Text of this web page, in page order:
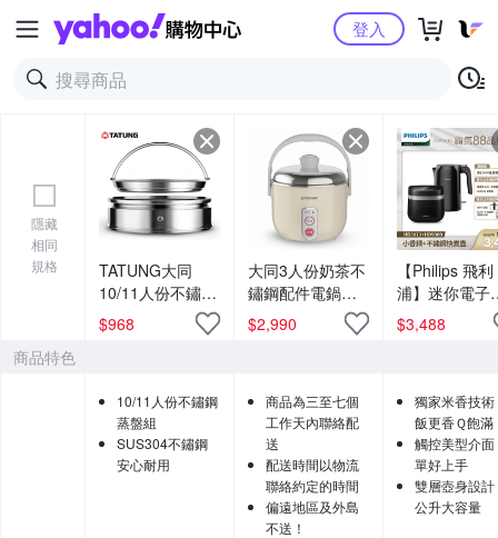
Yahoo購物中心登入
隱藏
相同
規格
TATUNG大同
10/11人份不鏽鋼
蒸盤組TAC-S11
$968
大同3人份奶茶不
鏽鋼配件電鍋
TAC-03D-NBI
$2,990
【Philips 飛利
浦】迷你電子
小香鍋+不鏽
煮壺
$3,488
商品特色
10/11人份不鏽鋼
蒸盤組
SUS304不鏽鋼
安心耐用
商品為三至七個
工作天內聯絡配
送
配送時間以物流
聯絡約定的時間
偏遠地區及外島
不送！
獨家米香技術
飯更香Ｑ飽滿
觸控美型介面
單好上手
雙層壺身設計
公升大容量